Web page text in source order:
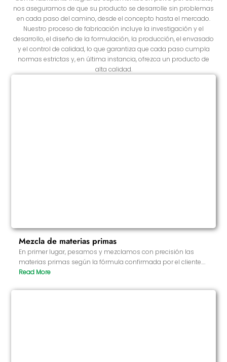
nos aseguramos de que su producto se desarrolle sin problemas
en cada paso del camino, desde el concepto hasta el mercado.
Nuestro proceso de fabricación incluye la investigación y el
desarrollo, el diseño de la formulación, la producción, el envasado
y el control de calidad, lo que garantiza que cada paso cumpla
normas estrictas y, en última instancia, ofrezca un producto de
alta calidad.
Mezcla de materias primas
En primer lugar, pesamos y mezclamos con precisión las
materias primas según la fórmula confirmada por el cliente.
Utilizamos un eficaz equipo de mezcla para garantizar que
conseguir una solubilidad y eficacia óptimas. Este paso es